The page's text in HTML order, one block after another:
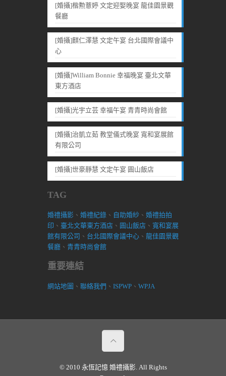
[婚攝]楷勲薏婷 文定迎娶晚宴 龍佳園景觀
餐廳
[婚攝]麒仁澤慧 文定午宴 台北國際會議中
心
[婚攝]William Bonnie 幸福晚宴 臺北文華
東方酒店
[婚攝]光宇立芸 幸福午宴 青青時尚會館
[婚攝]治凱立茹 教堂儀式晚宴 寬和宴展館
有限公司
[婚攝]世豪靜慧 文定午宴 圓山飯店
TAG
婚禮攝影 、 婚禮紀錄 、 自助婚紗 、 婚禮拍拍
印 、 臺北文華東方酒店 、 圓山飯店 、 寬和宴展
館有限公司 、 台北國際會議中心 、 龍佳園景觀
餐廳 、 青青時尚會館
重要連結
網站地圖 、 聯絡我們 、 ISPWP 、 WPJA
© 2010 永恆記憶 婚禮攝影. All Rights